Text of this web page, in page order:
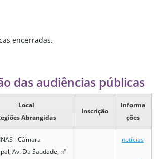
encerradas.
das audiências públicas
Local
Abrangidas
Inscrição
Informa
ções
- Câmara
Av. Da Saudade, n°
notícias